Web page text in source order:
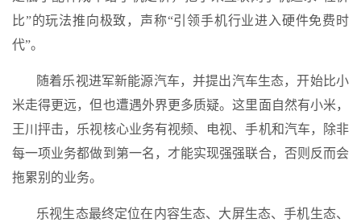
比”的玩法推向极致，声称“引领手机行业进入硬件免费时
代”。
随着乐视进军新能源汽车，并提出汽车生态，开始比小
米走得更远，但也遭遇外界更多质疑。这里面自然有小米，
王川抨击，乐视核心业务有视频、电视、手机和汽车，除非
每一项业务都做到第一名，才能实现强强联合，否则反而会
拖累别的业务。
乐视生态最终定位在内容生态、大屏生态、手机生态、